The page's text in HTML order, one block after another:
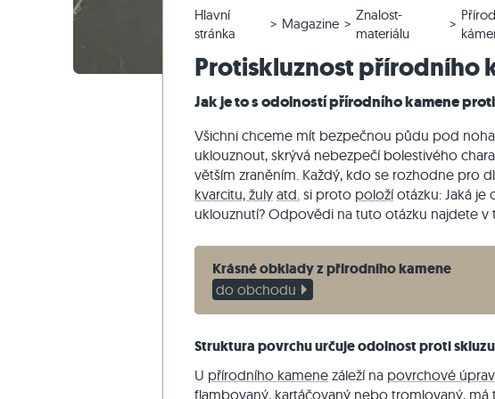
Křemencové dlažby
Starožitné dlažby
Obkladovy-kamen
Béžové dlažby
Vápencové venkovní dlažby
Křemenné venkovní dlažby
Gneissové venkovní dlažby
Čedičové venkovní dlažby
Polygonální venkovní dlažby
Béžová terasová dlažby
Schodišťové bloky z ruly
Reklamace a změna objednávky
Vzorové odeslání
Dodávka a přeprava
Panoramatická prohlídka
Styly bydlení
Mramor
Pískovec
Břidlice
Travertin
Hlavní
stránka
Magazine
Znalost-
materiálu
Protiskluznost přírodního
Jak je to s odolností přírodního kamene
Všichni chceme mít bezpečnou půdu pod
uklouznout, skrývá nebezpečí bolestivého
větším zraněním. Každý, kdo se rozhodne pro
kvarcitu, žuly atd. si proto položíotázku: Jaká je
uklouznutí? Odpovědi na tuto otázku najdete v
Krásné obklady z přírodního kamene
do obchodu
Struktura povrchu určuje odolnost proti skluzu
U přírodního kamenezáleží na povrchové
flambovaný, kartáčovaný nebo tromlovaný, má